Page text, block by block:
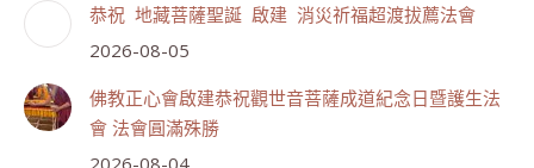
恭祝 地藏菩薩聖誕 啟建 消災祈福超渡拔薦法會
2026-08-05
佛教正心會啟建恭祝觀世音菩薩成道紀念日暨護生法
會 法會圓滿殊勝
2026-08-04